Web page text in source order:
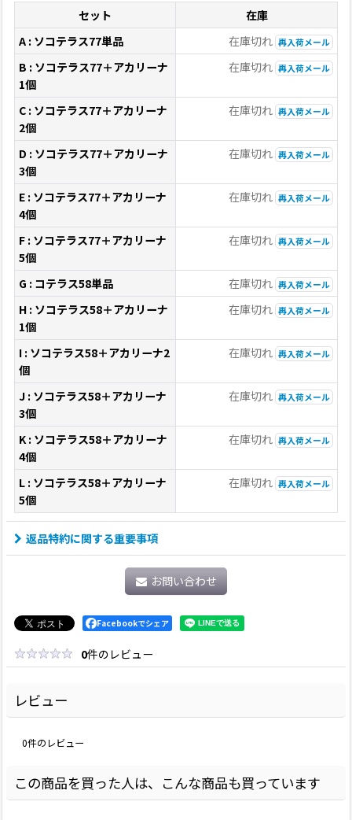
セット
在庫
A : ソコテラス77単品
在庫切れ 再入荷メール
B : ソコテラス77＋アカリーナ
1個
在庫切れ 再入荷メール
C : ソコテラス77＋アカリーナ
2個
在庫切れ 再入荷メール
D : ソコテラス77＋アカリーナ
3個
在庫切れ 再入荷メール
E : ソコテラス77＋アカリーナ
4個
在庫切れ 再入荷メール
F : ソコテラス77＋アカリーナ
5個
在庫切れ 再入荷メール
G : コテラス58単品 在庫切れ 再入荷メール
H : ソコテラス58＋アカリーナ
1個
在庫切れ 再入荷メール
I : ソコテラス58＋アカリーナ2
個
在庫切れ 再入荷メール
J : ソコテラス58＋アカリーナ
3個
在庫切れ 再入荷メール
K : ソコテラス58＋アカリーナ
4個
在庫切れ 再入荷メール
L : ソコテラス58＋アカリーナ
5個
在庫切れ 再入荷メール
返品特約に関する重要事項
お問い合わせ
Facebookでシェア
0件のレビュー
レビュー
0件のレビュー
この商品を買った人は、こんな商品も買っています